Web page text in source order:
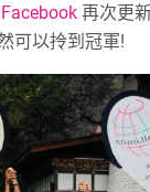
再次更
可以拎到冠軍!